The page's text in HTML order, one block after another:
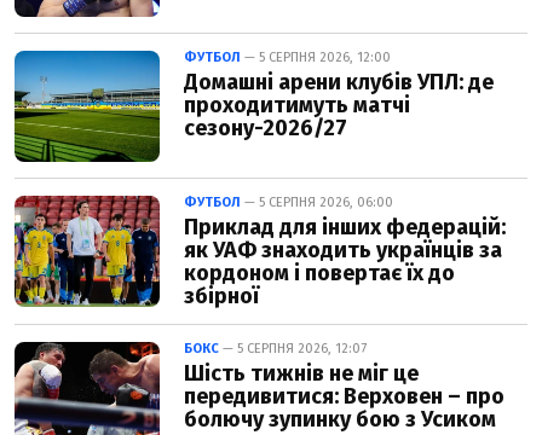
ФУТБОЛ — 5 СЕРПНЯ 2026, 12:00
Домашні арени клубів УПЛ: де
проходитимуть матчі
сезону-2026/27
ФУТБОЛ — 5 СЕРПНЯ 2026, 06:00
Приклад для інших федерацій:
як УАФ знаходить українців за
кордоном і повертає їх до
збірної
БОКС — 5 СЕРПНЯ 2026, 12:07
Шість тижнів не міг це
передивитися: Верховен – про
болючу зупинку бою з Усиком